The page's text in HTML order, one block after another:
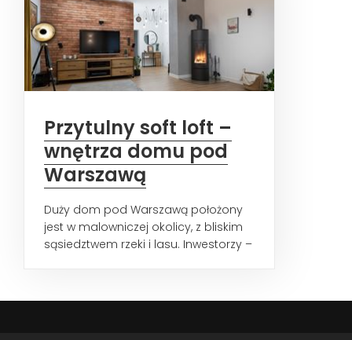
Przytulny soft loft –
wnętrza domu pod
Warszawą
Duży dom pod Warszawą położony
jest w malowniczej okolicy, z bliskim
sąsiedztwem rzeki i lasu. Inwestorzy –